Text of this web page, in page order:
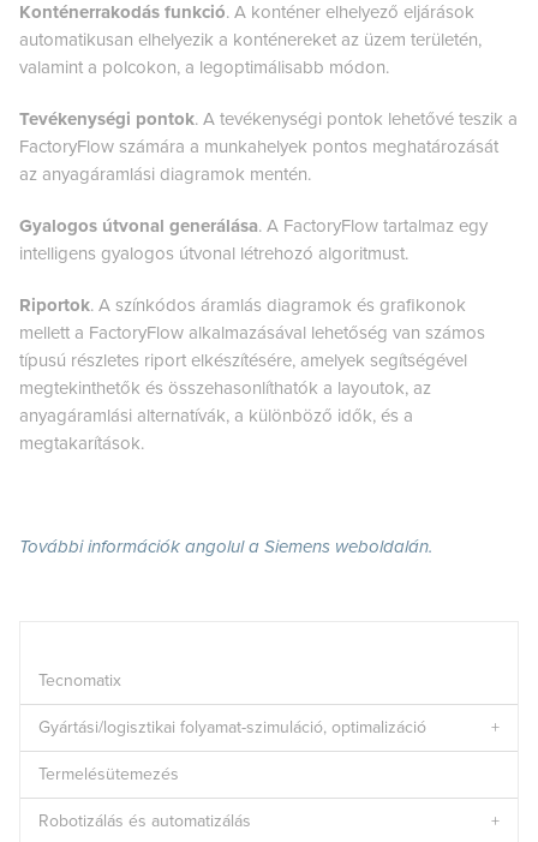
Tecnomatix
Gyártási/logisztikai folyamat-szimuláció, optimalizáció
Termelésütemezés
Robotizálás és automatizálás
Konténerrakodás funkció. A konténer elhelyező eljárások
automatikusan elhelyezik a konténereket az üzem területén,
valamint a polcokon, a legoptimálisabb módon.
Tevékenységi pontok. A tevékenységi pontok lehetővé teszik a
FactoryFlow számára a munkahelyek pontos meghatározását
az anyagáramlási diagramok mentén.
Gyalogos útvonal generálása. A FactoryFlow tartalmaz egy
intelligens gyalogos útvonal létrehozó algoritmust.
Riportok. A színkódos áramlás diagramok és grafikonok
mellett a FactoryFlow alkalmazásával lehetőség van számos
típusú részletes riport elkészítésére, amelyek segítségével
megtekinthetők és összehasonlíthatók a layoutok, az
anyagáramlási alternatívák, a különböző idők, és a
megtakarítások.
További információk angolul a Siemens weboldalán.